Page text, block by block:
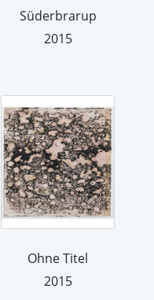
Süderbrarup
2015
Ohne Titel
2015